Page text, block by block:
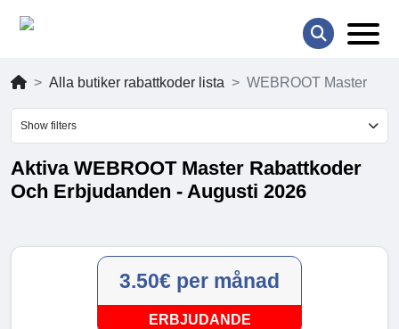
Alla butiker rabattkoder lista WEBROOT Master
Show filters
Aktiva WEBROOT Master Rabattkoder
Och Erbjudanden - Augusti 2026
3.50€ per månad
ERBJUDANDE